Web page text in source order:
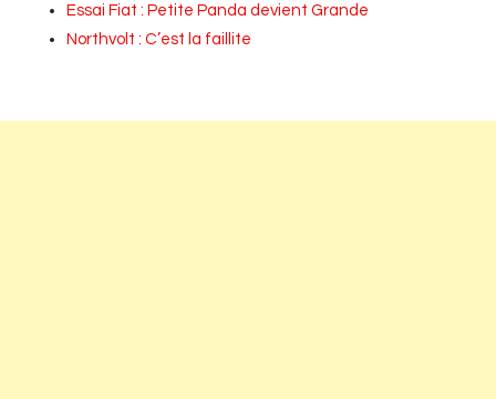
Essai Fiat : Petite Panda devient Grande
Northvolt : C’est la faillite